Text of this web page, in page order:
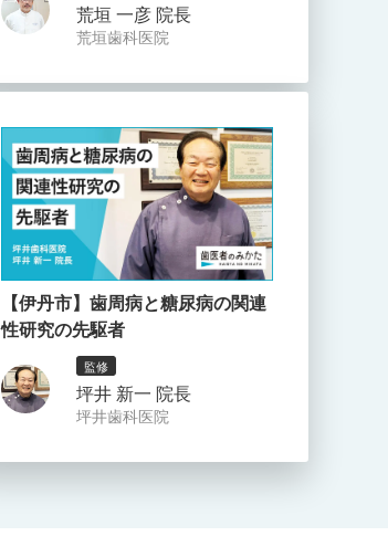
荒垣 一彦 院長
荒垣歯科医院
【伊丹市】歯周病と糖尿病の関連
性研究の先駆者
監修
坪井 新一 院長
坪井歯科医院